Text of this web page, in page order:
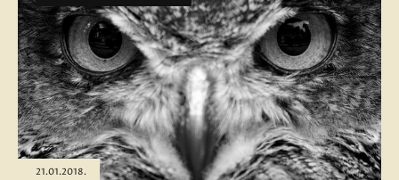
21.01.2018.